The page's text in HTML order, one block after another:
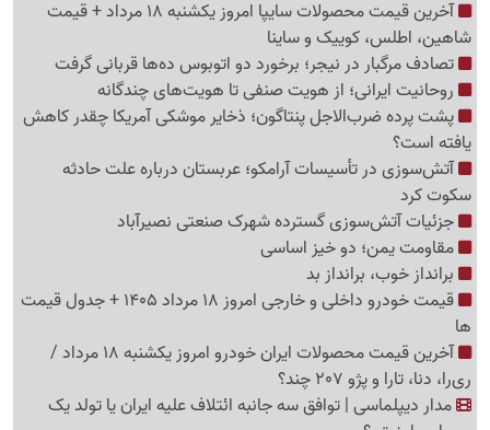
آخرین قیمت محصولات سایپا امروز یکشنبه 18 مرداد + قیمت
شاهین، اطلس، کوییک و ساینا
تصادف مرگبار در نیجر؛ برخورد دو اتوبوس ده‌ها قربانی گرفت
روحانیت ایرانی؛ از هویت صنفی تا هویت‌های چندگانه
پشت پرده ضرب‌الاجل پنتاگون؛ ذخایر موشکی آمریکا چقدر کاهش
یافته است؟
آتش‌سوزی در تأسیسات آرامکو؛ عربستان درباره علت حادثه
سکوت کرد
جزئیات آتش‌سوزی گسترده شهرک صنعتی نصیرآباد
مقاومت یمن؛ دو خیز اساسی
برانداز خوب، برانداز بد
قیمت خودرو داخلی و خارجی امروز 18 مرداد 1405 + جدول قیمت
ها
آخرین قیمت محصولات ایران خودرو امروز یکشنبه 18 مرداد /
ری‌را، دنا، تارا و پژو 207 چند؟
مدار دیپلماسی | توافق سه جانبه ائتلاف علیه ایران یا تولد یک